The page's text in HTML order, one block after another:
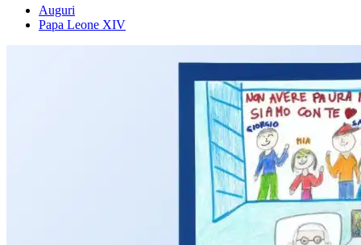
Auguri
Papa Leone XIV